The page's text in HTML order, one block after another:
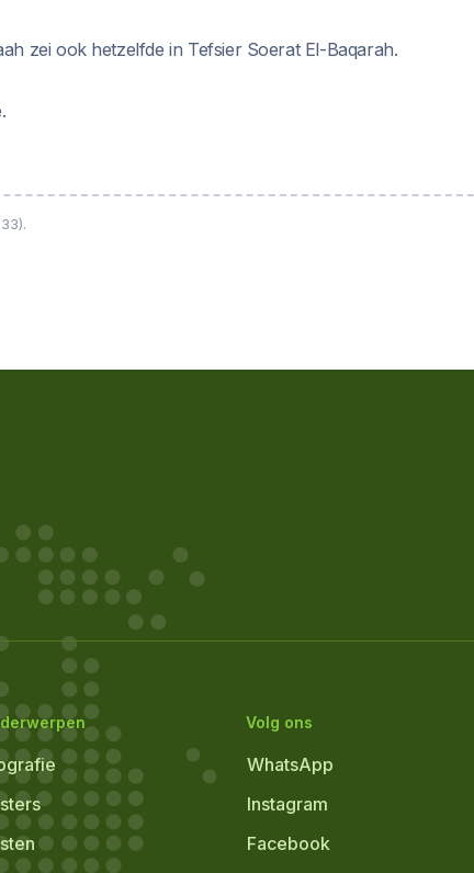
zei ook hetzelfde in Tefsier Soerat El-Baqarah.
Volg ons
WhatsApp
Instagram
Facebook